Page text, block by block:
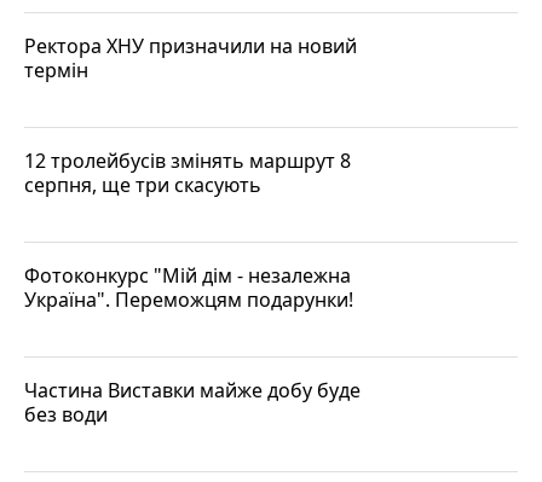
Ректора ХНУ призначили на новий
термін
12 тролейбусів змінять маршрут 8
серпня, ще три скасують
Фотоконкурс "Мій дім - незалежна
Україна". Переможцям подарунки!
Частина Виставки майже добу буде
без води